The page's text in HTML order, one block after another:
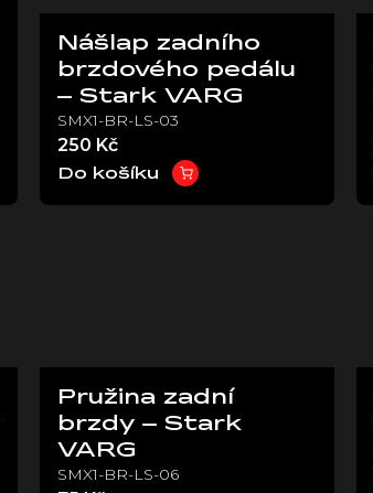
Nášlap zadního
brzdového pedálu
– Stark VARG
SMX1-BR-LS-03
250 Kč
Do košíku
Pružina zadní
brzdy – Stark
VARG
SMX1-BR-LS-06